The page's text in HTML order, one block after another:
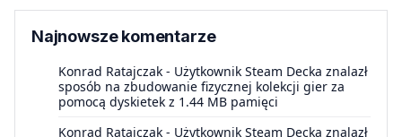
Najnowsze komentarze
Konrad Ratajczak - Użytkownik Steam Decka znalazł
sposób na zbudowanie fizycznej kolekcji gier za
pomocą dyskietek z 1.44 MB pamięci
Konrad Ratajczak - Użytkownik Steam Decka znalazł